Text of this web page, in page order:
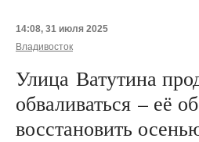
14:08, 31 июля 2025
Владивосток
Улица Ватутина
обваливаться – её
восстановить